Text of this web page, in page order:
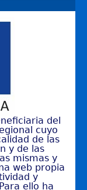
del
cuyo
de las
y de las
mismas y
web propia
y
ello ha